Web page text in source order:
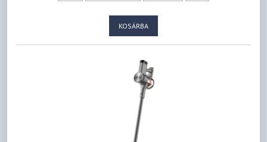
KOSÁRBA